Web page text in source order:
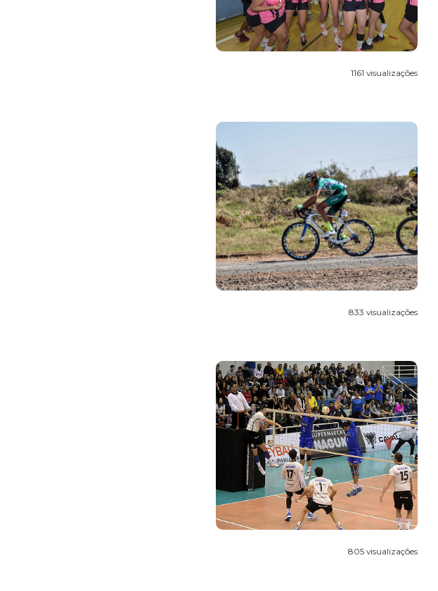
1161 visualizações
833 visualizações
805 visualizações